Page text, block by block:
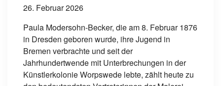
26. Februar 2026
Paula Modersohn-Becker, die am 8. Februar 1876
in Dresden geboren wurde, ihre Jugend in
Bremen verbrachte und seit der
Jahrhundertwende mit Unterbrechungen in der
Künstlerkolonie Worpswede lebte, zählt heute zu